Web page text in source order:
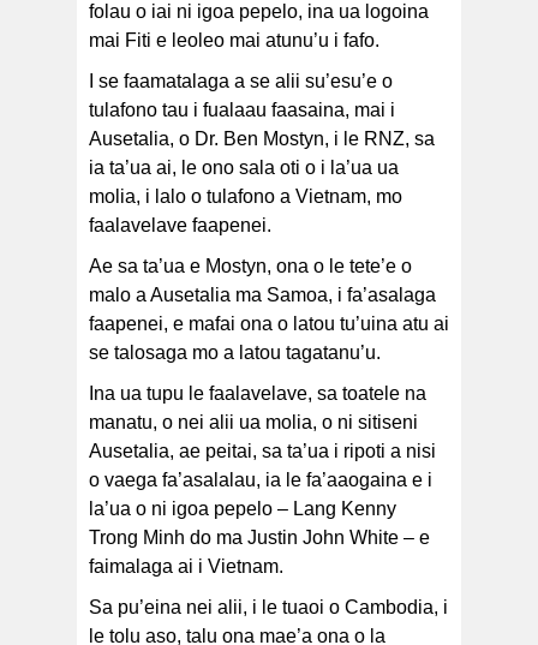
folau o iai ni igoa pepelo, ina ua logoina
mai Fiti e leoleo mai atunu’u i fafo.
I se faamatalaga a se alii su’esu’e o
tulafono tau i fualaau faasaina, mai i
Ausetalia, o Dr. Ben Mostyn, i le RNZ, sa
ia ta’ua ai, le ono sala oti o i la’ua ua
molia, i lalo o tulafono a Vietnam, mo
faalavelave faapenei.
Ae sa ta’ua e Mostyn, ona o le tete’e o
malo a Ausetalia ma Samoa, i fa’asalaga
faapenei, e mafai ona o latou tu’uina atu ai
se talosaga mo a latou tagatanu’u.
Ina ua tupu le faalavelave, sa toatele na
manatu, o nei alii ua molia, o ni sitiseni
Ausetalia, ae peitai, sa ta’ua i ripoti a nisi
o vaega fa’asalalau, ia le fa’aaogaina e i
la’ua o ni igoa pepelo – Lang Kenny
Trong Minh do ma Justin John White – e
faimalaga ai i Vietnam.
Sa pu’eina nei alii, i le tuaoi o Cambodia, i
le tolu aso, talu ona mae’a ona o la